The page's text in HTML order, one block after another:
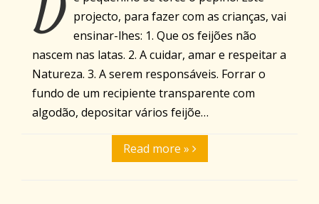
projecto, para fazer com as crianças, vai
ensinar-lhes: 1. Que os feijões não
nascem nas latas. 2. A cuidar, amar e respeitar a
Natureza. 3. A serem responsáveis. Forrar o
fundo de um recipiente transparente com
algodão, depositar vários feijõe…
Read more »